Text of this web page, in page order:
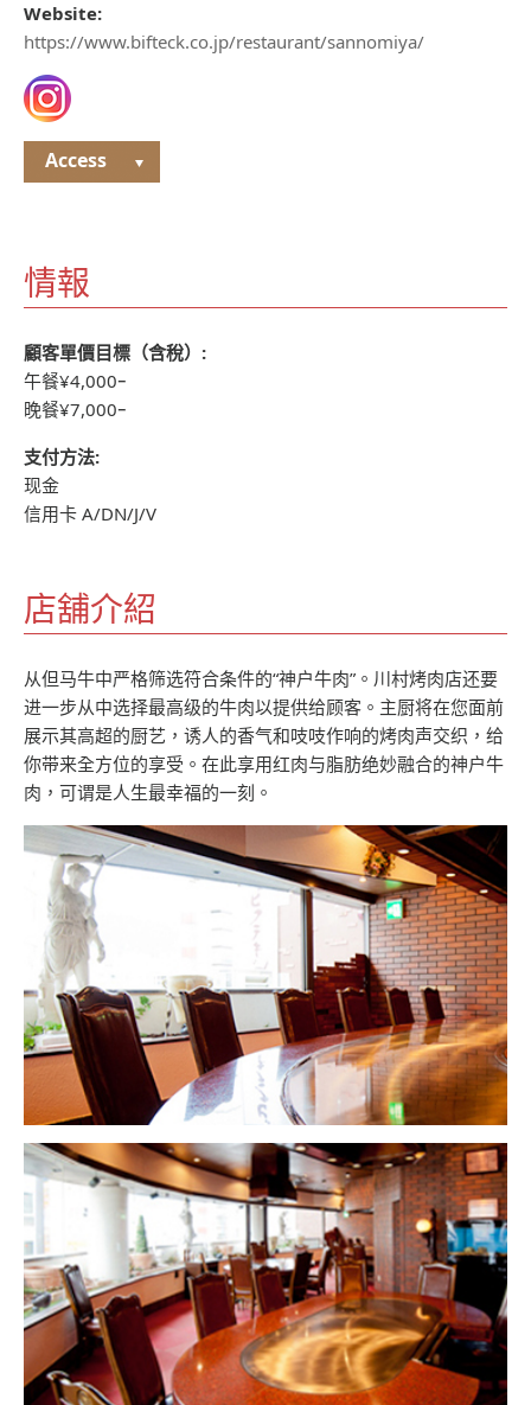
Website:
https://www.bifteck.co.jp/restaurant/sannomiya/
Access
情報
顧客單價目標（含稅）:
午餐¥4,000ｰ
晚餐¥7,000ｰ
支付方法:
现金
信用卡 A/DN/J/V
店舖介紹
从但马牛中严格筛选符合条件的“神户牛肉”。川村烤肉店还要
进一步从中选择最高级的牛肉以提供给顾客。主厨将在您面前
展示其高超的厨艺，诱人的香气和吱吱作响的烤肉声交织，给
你带来全方位的享受。在此享用红肉与脂肪绝妙融合的神户牛
肉，可谓是人生最幸福的一刻。